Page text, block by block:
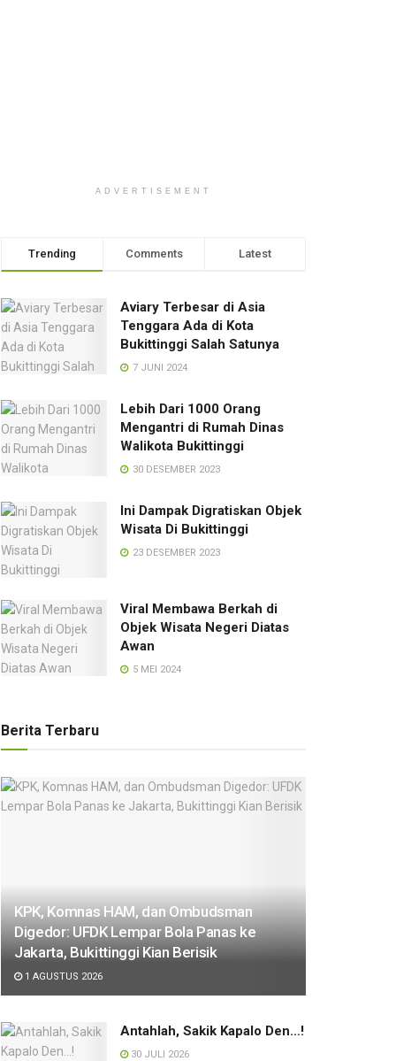
ADVERTISEMENT
Trending Comments Latest
Aviary Terbesar di Asia
Tenggara Ada di Kota
Bukittinggi Salah Satunya
7 JUNI 2024
Lebih Dari 1000 Orang
Mengantri di Rumah Dinas
Walikota Bukittinggi
30 DESEMBER 2023
Ini Dampak Digratiskan Objek
Wisata Di Bukittinggi
23 DESEMBER 2023
Viral Membawa Berkah di
Objek Wisata Negeri Diatas
Awan
5 MEI 2024
Berita Terbaru
KPK, Komnas HAM, dan Ombudsman
Digedor: UFDK Lempar Bola Panas ke
Jakarta, Bukittinggi Kian Berisik
1 AGUSTUS 2026
Antahlah, Sakik Kapalo Den…!
30 JULI 2026